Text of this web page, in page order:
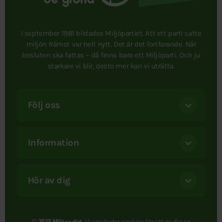
I september 1981 bildades Miljöpartiet. Att ett parti satte
miljön främst var helt nytt. Det är det fortfarande. När
besluten ska fattas – då finns bara ett Miljöparti. Och ju
starkare vi blir, desto mer kan vi uträtta.
Följ oss
Information
Hör av dig